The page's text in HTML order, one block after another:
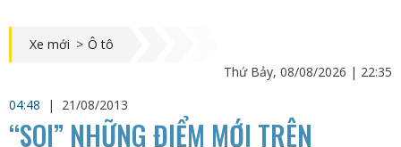
Xe mới > Ô tô
Thứ Bảy, 08/08/2026 | 22:35
04:48
| 21/08/2013
“SOI” NHỮNG ĐIỂM MỚI TRÊN